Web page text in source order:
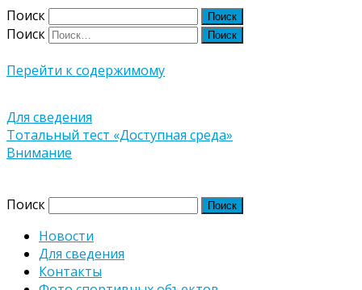
Поиск
Поиск
Перейти к содержимому
Для сведения
Навигация
по
записям
Тотальный тест «Доступная среда»
Внимание
Поиск
Новости
Для сведения
Контакты